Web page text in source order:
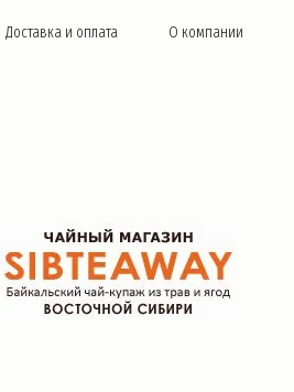
Доставка и оплата О компании